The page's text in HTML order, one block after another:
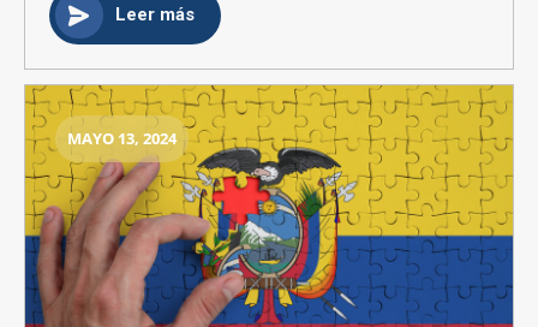
Leer más
MAYO 13, 2024